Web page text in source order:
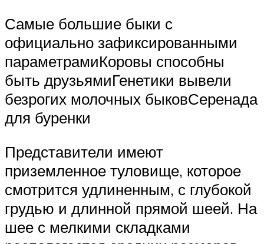
Самые большие быки с
официально зафиксированными
параметрамиКоровы способны
быть друзьямиГенетики вывели
безрогих молочных быковСеренада
для буренки
Представители имеют
приземленное туловище, которое
смотрится удлиненным, с глубокой
грудью и длинной прямой шеей. На
шее с мелкими складками